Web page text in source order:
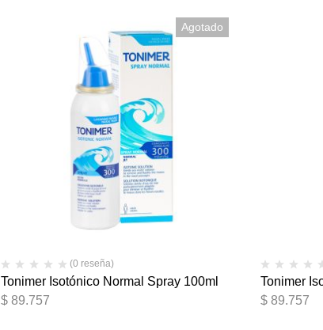
Agotado
(0 reseña)
Tonimer Isotónico Normal Spray 100ml
$89.757
Tonimer
$89.757